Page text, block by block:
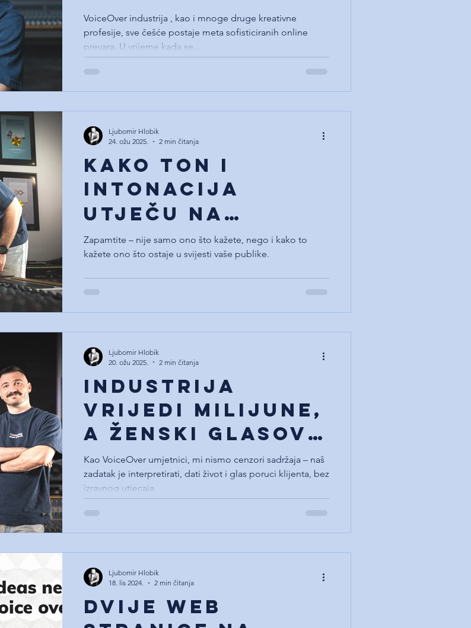
oprezni
VoiceOver industrija , kao i mnoge druge kreativne
profesije, sve češće postaje meta sofisticiranih online
prevara. U vrijeme kada se...
Kako ton i
intonacija
utječu na
percepciju
poruke
Zapamtite – nije samo ono što kažete, nego i kako to
kažete ono što ostaje u svijesti vaše publike.
Ljubomir Hlobik
24. ožu 2025.
2 min čitanja
Industrija
vrijedi milijune,
a ženski glasovi
šute!
Kao VoiceOver umjetnici, mi nismo cenzori sadržaja – naš
zadatak je interpretirati, dati život i glas poruci klijenta, bez
izravnog utjecaja
Ljubomir Hlobik
20. ožu 2025.
2 min čitanja
Dvije web
Ljubomir Hlobik
18. lis 2024.
2 min čitanja